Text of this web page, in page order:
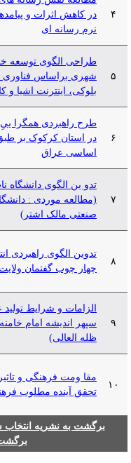
در کاهش اثرات و
نرم رسانه ای
طراحی الگوی توسعه
شهری براساس فناوری
بلوکی، اینترنت اشیا و
طرح راهبردی همگرا ییِ
در استان کرکوک بر طبق
اساسی عراق
تدو ین الگوی دانشگاه ناب
(مطالعه موردی : دانشگاه
صنعتی مالک اشتر)
تدوین الگوی راهبردی
چهار چوب گفتمان ولایت
الزامات و شرایط تولید
سپهر اندیشه امام
ظله‌ العالی)
۱۰
مقا ومت فرهنگی و
تحقق آینده مطلوب
برگشت به نشریه انتخاب
برگشت